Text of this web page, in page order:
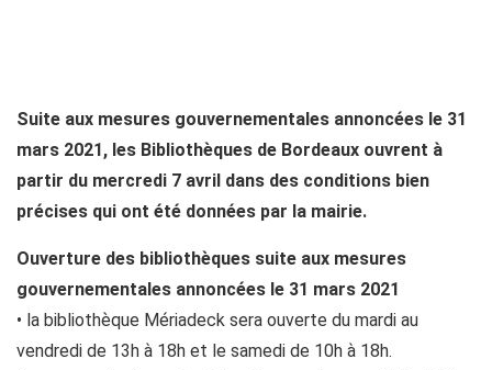
Suite aux mesures gouvernementales annoncées le 31
mars 2021, les Bibliothèques de Bordeaux ouvrent à
partir du mercredi 7 avril dans des conditions bien
précises qui ont été données par la mairie.
Ouverture des bibliothèques suite aux mesures
gouvernementales annoncées le 31 mars 2021
• la bibliothèque Mériadeck sera ouverte du mardi au
vendredi de 13h à 18h et le samedi de 10h à 18h.